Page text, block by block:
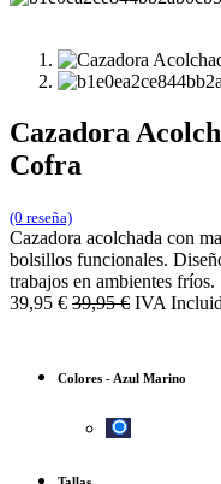
Cazadora
Cofra
(0 reseña)
Cazadora acolchada con
bolsillos funcionales.
trabajos en ambientes fríos.
39,95 € 39,95€ IVA
Colores - Azul Marino